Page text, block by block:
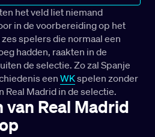
het veld liet niemand
in de voorbereiding op het
spelers die normaal een
hadden, raakten in de
de selectie. Zo zal Spanje
een WKspelen zonder
Real Madrid in de selectie.
van Real Madrid